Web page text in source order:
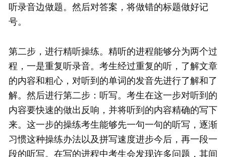
听录音边做题。然后对答案，将做错的标题做好记
号。
第二步，进行精听操练。精听的进程能够分为两个过
程，一是重复听录音。考生经过重复的听，了解文章
的内容和粗心，对听到的单词的发音先进行了解和了
解。然后进行第二步：听写。考生在这一步对听到的
内容要快速的做出反响，并将听到的内容精确的写下
来。这一步的操练考生能够先一句一句的听写，逐渐
习惯这种操练办法以及拼写速度进步今后，再一段一
段的听写。在写的进程中考生会发现许多问题，其间